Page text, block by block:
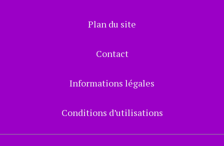
Plan du site
Contact
Informations légales
Conditions d’utilisations